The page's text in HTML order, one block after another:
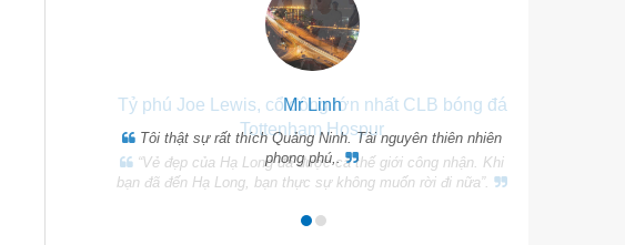
Mr Linh
Tôi thật sự rất thích Quảng Ninh. Tài nguyên thiên nhiên
phong phú,.
Tỷ phú Joe Lewis, cổ đông lớn nhất CLB bóng đá
Tottenham Hospur
“Vẻ đẹp của Hạ Long đã được cả thế giới công nhận. Khi
bạn đã đến Hạ Long, bạn thực sự không muốn rời đi nữa”.